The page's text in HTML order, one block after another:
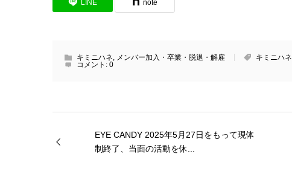
LINE note
キミニハネ メンバー加入・卒業・脱退・解雇 キミニハネ
コメント: 0
EYE CANDY 2025年5月27日をもって現体
制終了、当面の活動を休...